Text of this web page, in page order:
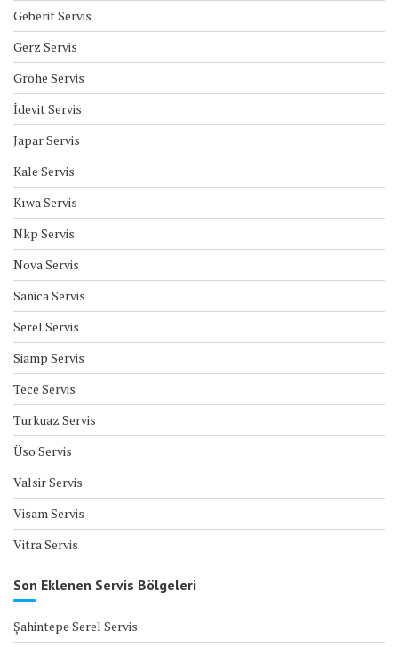
Geberit Servis
Gerz Servis
Grohe Servis
İdevit Servis
Japar Servis
Kale Servis
Kıwa Servis
Nkp Servis
Nova Servis
Sanica Servis
Serel Servis
Siamp Servis
Tece Servis
Turkuaz Servis
Üso Servis
Valsir Servis
Visam Servis
Vitra Servis
Son Eklenen Servis Bölgeleri
Şahintepe Serel Servis